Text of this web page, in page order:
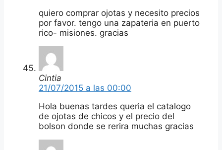
quiero comprar ojotas y necesito precios
por favor. tengo una zapateria en puerto
rico- misiones. gracias
Cintia
21/07/2015 a las 00:00
Hola buenas tardes queria el catalogo
de ojotas de chicos y el precio del
bolson donde se rerira muchas gracias